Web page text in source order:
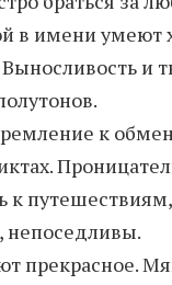
в имени умеют
и
к
непоседливы.
прекрасное.